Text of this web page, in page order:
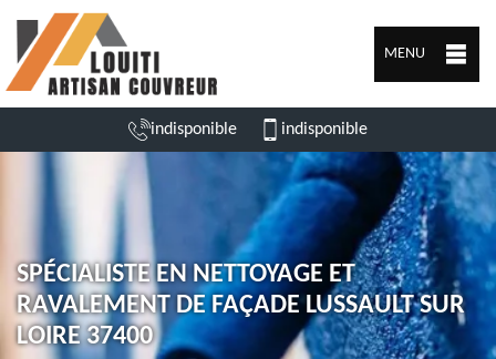
MENU
indisponible indisponible
SPÉCIALISTE EN NETTOYAGE ET
RAVALEMENT DE FAÇADE LUSSAULT SUR
LOIRE 37400